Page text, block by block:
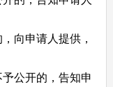
向申请人提供，
公开的，告知申